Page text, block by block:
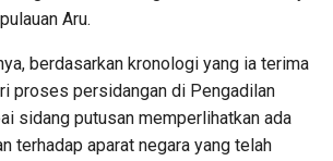
Aru.
berdasarkan kronologi yang ia terima
proses persidangan di Pengadilan
sidang putusan memperlihatkan ada
terhadap aparat negara yang telah